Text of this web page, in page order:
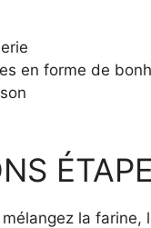
en forme de
la